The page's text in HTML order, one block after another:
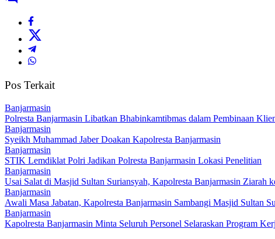
Pos Terkait
Banjarmasin
Polresta Banjarmasin Libatkan Bhabinkamtibmas dalam Pembinaan
Banjarmasin
Syeikh Muhammad Jaber Doakan Kapolresta Banjarmasin
Banjarmasin
STIK Lemdiklat Polri Jadikan Polresta Banjarmasin Lokasi Penelitian
Banjarmasin
Usai Salat di Masjid Sultan Suriansyah, Kapolresta Banjarmasin Ziarah
Banjarmasin
Awali Masa Jabatan, Kapolresta Banjarmasin Sambangi Masjid Sultan
Banjarmasin
Kapolresta Banjarmasin Minta Seluruh Personel Selaraskan Program